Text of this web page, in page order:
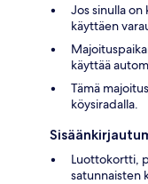
Jos sinulla
käyttäen
käyttää
Tämä
köysiradalla.
Luottokortti,
satunnaisten